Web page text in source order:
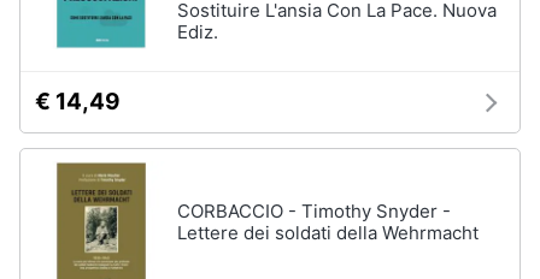
Sostituire L'ansia Con La Pace. Nuova
Ediz.
€ 14,49
CORBACCIO - Timothy Snyder -
Lettere dei soldati della Wehrmacht